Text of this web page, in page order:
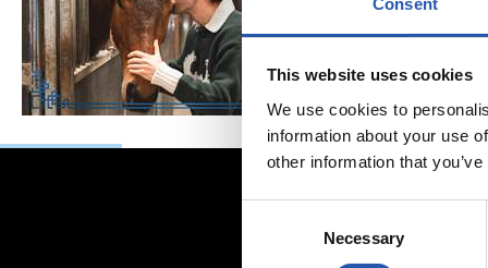
This website uses cookies
We use cookies to
information about your use
other information that
Necessary